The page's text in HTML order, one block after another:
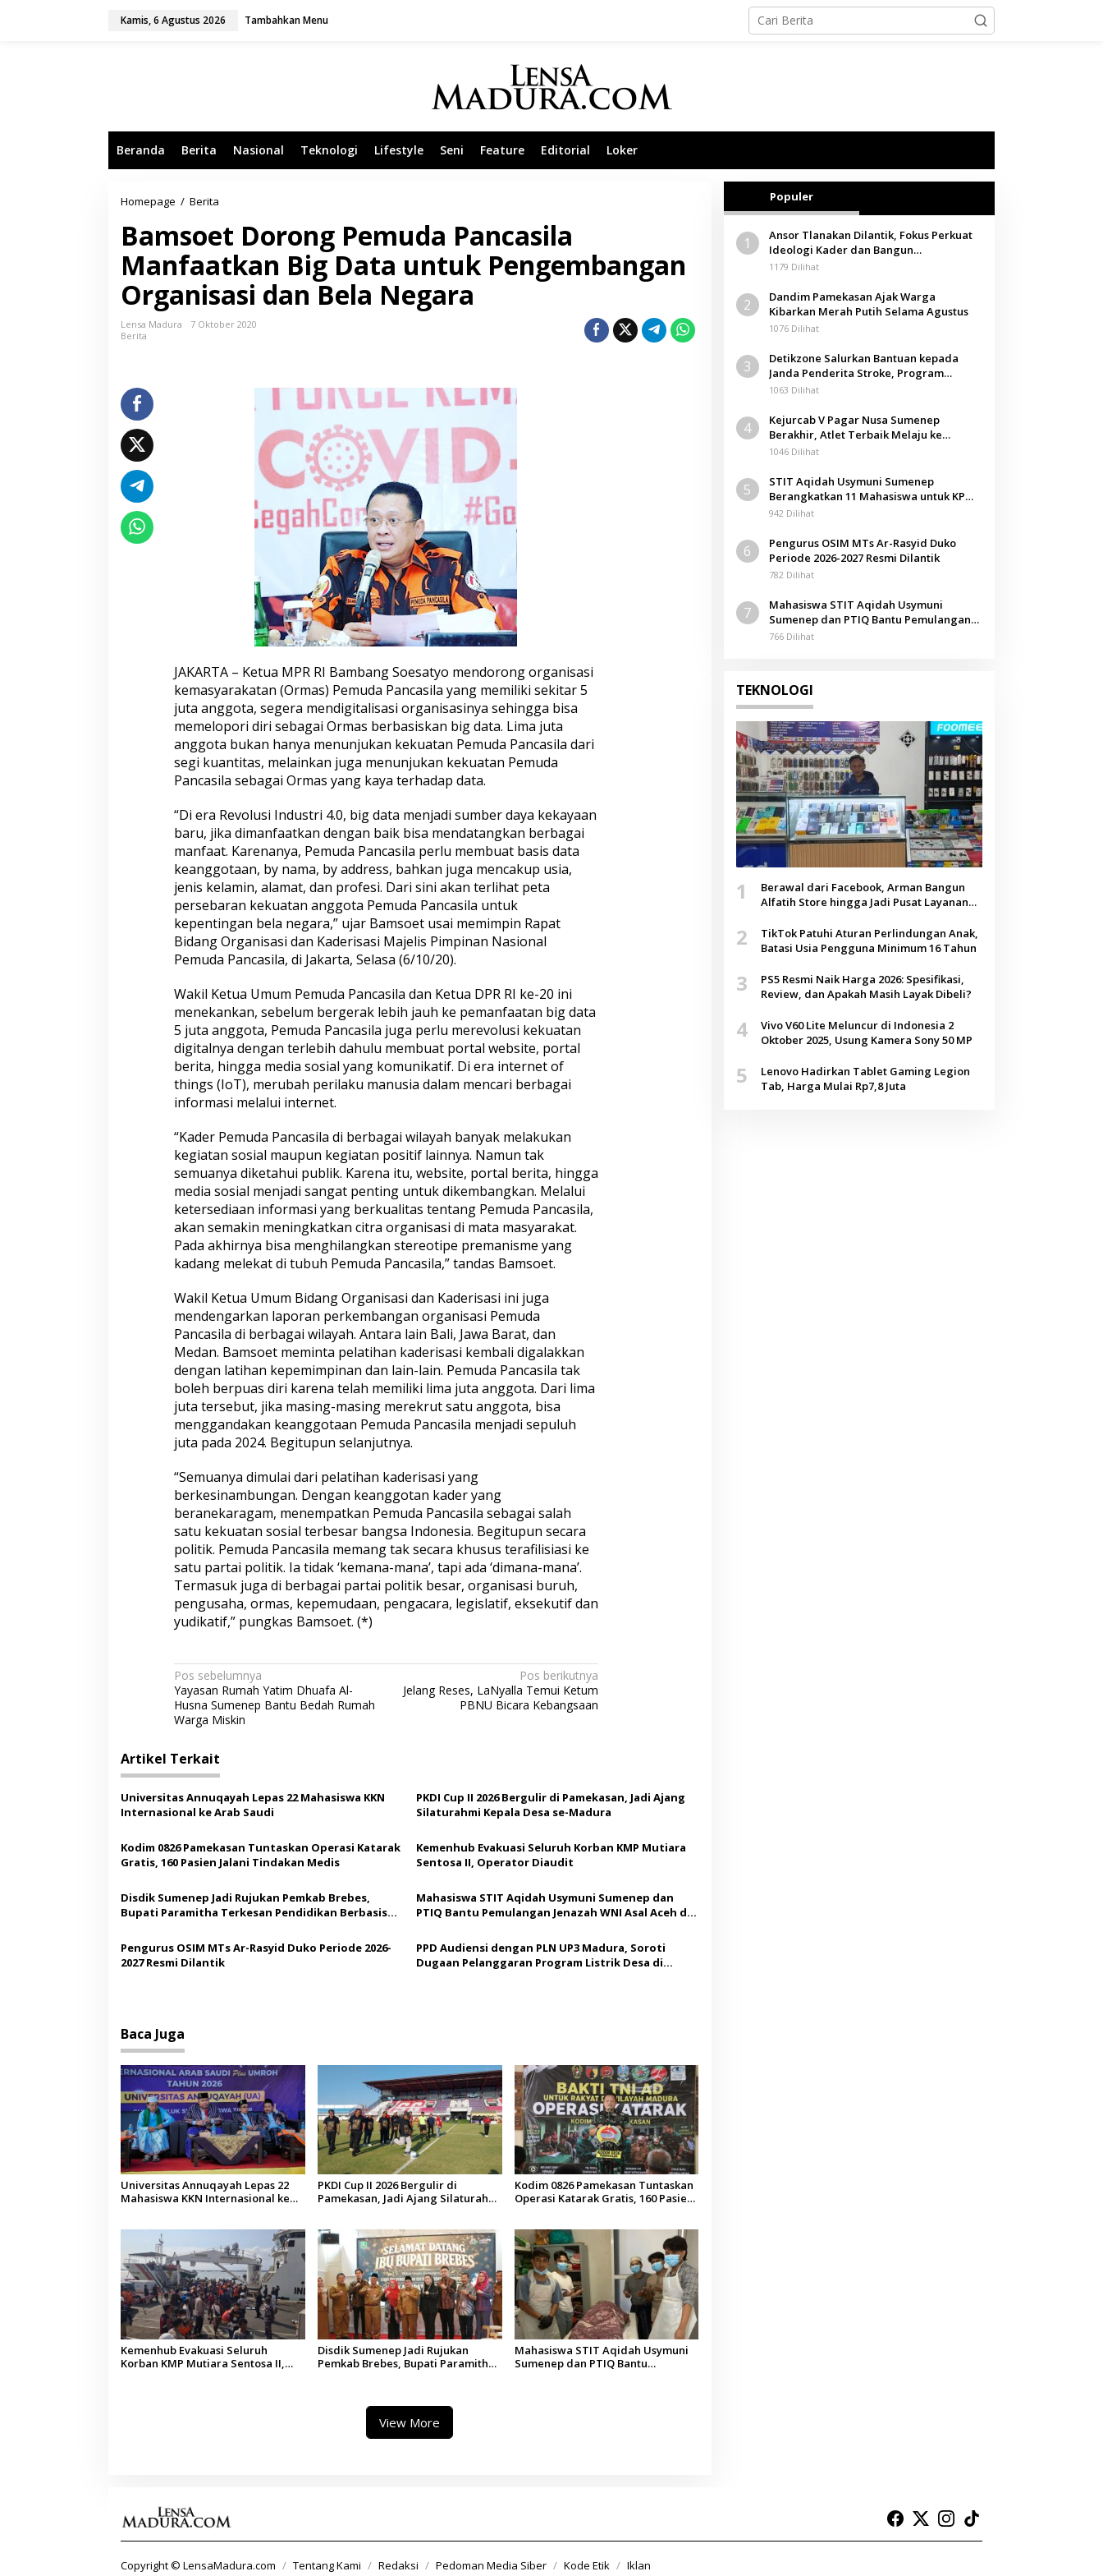
Kamis, 6 Agustus 2026 Tambahkan Menu
Beranda Berita Nasional Teknologi Lifestyle Seni Feature Editorial Loker
Homepage / Berita
m
s
o
e
t
D
o
a
a
t
k
a
n
B
i
D
a
t
a
u
n
t
u
k
P
e
e
m
b
a
n
g
a
n
r
a
n
i
s
a
s
i
d
n
B
e
l
a
N
e
a
r
a
Bamsoet Dorong Pemuda Pancasila
Manfaatkan Big Data untuk Pengembangan
Organisasi dan Bela Negara
Lensa Madura
7 Oktober 2020
Berita
JAKARTA – Ketua MPR RI Bambang Soesatyo mendorong organisasi
kemasyarakatan (Ormas) Pemuda Pancasila yang memiliki sekitar 5
juta anggota, segera mendigitalisasi organisasinya sehingga bisa
memelopori diri sebagai Ormas berbasiskan big data. Lima juta
anggota bukan hanya menunjukan kekuatan Pemuda Pancasila dari
segi kuantitas, melainkan juga menunjukan kekuatan Pemuda
Pancasila sebagai Ormas yang kaya terhadap data.
“Di era Revolusi Industri 4.0, big data menjadi sumber daya kekayaan
baru, jika dimanfaatkan dengan baik bisa mendatangkan berbagai
manfaat. Karenanya, Pemuda Pancasila perlu membuat basis data
keanggotaan, by nama, by address, bahkan juga mencakup usia,
jenis kelamin, alamat, dan profesi. Dari sini akan terlihat peta
persebaran kekuatan anggota Pemuda Pancasila untuk
kepentingan bela negara,” ujar Bamsoet usai memimpin Rapat
Bidang Organisasi dan Kaderisasi Majelis Pimpinan Nasional
Pemuda Pancasila, di Jakarta, Selasa (6/10/20).
Wakil Ketua Umum Pemuda Pancasila dan Ketua DPR RI ke-20 ini
menekankan, sebelum bergerak lebih jauh ke pemanfaatan big data
5 juta anggota, Pemuda Pancasila juga perlu merevolusi kekuatan
digitalnya dengan terlebih dahulu membuat portal website, portal
berita, hingga media sosial yang komunikatif. Di era internet of
things (IoT), merubah perilaku manusia dalam mencari berbagai
informasi melalui internet.
“Kader Pemuda Pancasila di berbagai wilayah banyak melakukan
kegiatan sosial maupun kegiatan positif lainnya. Namun tak
semuanya diketahui publik. Karena itu, website, portal berita, hingga
media sosial menjadi sangat penting untuk dikembangkan. Melalui
ketersediaan informasi yang berkualitas tentang Pemuda Pancasila,
akan semakin meningkatkan citra organisasi di mata masyarakat.
Pada akhirnya bisa menghilangkan stereotipe premanisme yang
kadang melekat di tubuh Pemuda Pancasila,” tandas Bamsoet.
Wakil Ketua Umum Bidang Organisasi dan Kaderisasi ini juga
mendengarkan laporan perkembangan organisasi Pemuda
Pancasila di berbagai wilayah. Antara lain Bali, Jawa Barat, dan
Medan. Bamsoet meminta pelatihan kaderisasi kembali digalakkan
dengan latihan kepemimpinan dan lain-lain. Pemuda Pancasila tak
boleh berpuas diri karena telah memiliki lima juta anggota. Dari lima
juta tersebut, jika masing-masing merekrut satu anggota, bisa
menggandakan keanggotaan Pemuda Pancasila menjadi sepuluh
juta pada 2024. Begitupun selanjutnya.
“Semuanya dimulai dari pelatihan kaderisasi yang
berkesinambungan. Dengan keanggotan kader yang
beranekaragam, menempatkan Pemuda Pancasila sebagai salah
satu kekuatan sosial terbesar bangsa Indonesia. Begitupun secara
politik. Pemuda Pancasila memang tak secara khusus terafilisiasi ke
satu partai politik. Ia tidak ‘kemana-mana’, tapi ada ‘dimana-mana’.
Termasuk juga di berbagai partai politik besar, organisasi buruh,
pengusaha, ormas, kepemudaan, pengacara, legislatif, eksekutif dan
yudikatif,” pungkas Bamsoet. (*)
N
a
v
i
g
a
s
i
p
s
Pos sebelumnya
Yayasan Rumah Yatim Dhuafa Al-
Husna Sumenep Bantu Bedah Rumah
Warga Miskin
Pos berikutnya
Jelang Reses, LaNyalla Temui Ketum
PBNU Bicara Kebangsaan
Artikel Terkait
Universitas Annuqayah Lepas 22 Mahasiswa KKN
Internasional ke Arab Saudi
PKDI Cup II 2026 Bergulir di Pamekasan, Jadi Ajang
Silaturahmi Kepala Desa se-Madura
Kodim 0826 Pamekasan Tuntaskan Operasi Katarak
Gratis, 160 Pasien Jalani Tindakan Medis
Kemenhub Evakuasi Seluruh Korban KMP Mutiara
Sentosa II, Operator Diaudit
Disdik Sumenep Jadi Rujukan Pemkab Brebes,
Bupati Paramitha Terkesan Pendidikan Berbasis
Mahasiswa STIT Aqidah Usymuni Sumenep dan
PTIQ Bantu Pemulangan Jenazah WNI Asal Aceh di
Pengurus OSIM MTs Ar-Rasyid Duko Periode 2026-
2027 Resmi Dilantik
PPD Audiensi dengan PLN UP3 Madura, Soroti
Dugaan Pelanggaran Program Listrik Desa di
Baca Juga
Universitas Annuqayah Lepas 22
Mahasiswa KKN Internasional ke
PKDI Cup II 2026 Bergulir di
Pamekasan, Jadi Ajang Silaturahmi
Kodim 0826 Pamekasan Tuntaskan
Operasi Katarak Gratis, 160 Pasien
Kemenhub Evakuasi Seluruh
Korban KMP Mutiara Sentosa II,
Disdik Sumenep Jadi Rujukan
Pemkab Brebes, Bupati Paramitha
Mahasiswa STIT Aqidah Usymuni
Sumenep dan PTIQ Bantu
View More
Populer
1
Ansor Tlanakan Dilantik, Fokus Perkuat
Ideologi Kader dan Bangun
Kemandirian Ekonomi
1179 Dilihat
2
Dandim Pamekasan Ajak Warga
Kibarkan Merah Putih Selama Agustus
1076 Dilihat
3
Detikzone Salurkan Bantuan kepada
Janda Penderita Stroke, Program
Berbagi Masuki Hari ke-61
1063 Dilihat
4
Kejurcab V Pagar Nusa Sumenep
Berakhir, Atlet Terbaik Melaju ke
Kejurwil Jatim
1046 Dilihat
5
STIT Aqidah Usymuni Sumenep
Berangkatkan 11 Mahasiswa untuk KPM
Internasional di Malaysia
942 Dilihat
6
Pengurus OSIM MTs Ar-Rasyid Duko
Periode 2026-2027 Resmi Dilantik
782 Dilihat
7
Mahasiswa STIT Aqidah Usymuni
Sumenep dan PTIQ Bantu Pemulangan
Jenazah WNI Asal Aceh di Malaysia
766 Dilihat
TEKNOLOGI
1
Berawal dari Facebook, Arman Bangun
Alfatih Store hingga Jadi Pusat Layanan
2
TikTok Patuhi Aturan Perlindungan Anak,
Batasi Usia Pengguna Minimum 16 Tahun
3
PS5 Resmi Naik Harga 2026: Spesifikasi,
Review, dan Apakah Masih Layak Dibeli?
4
Vivo V60 Lite Meluncur di Indonesia 2
Oktober 2025, Usung Kamera Sony 50 MP
5
Lenovo Hadirkan Tablet Gaming Legion
Tab, Harga Mulai Rp7,8 Juta
Copyright © LensaMadura.com Tentang Kami Redaksi Pedoman Media Siber Kode Etik Iklan